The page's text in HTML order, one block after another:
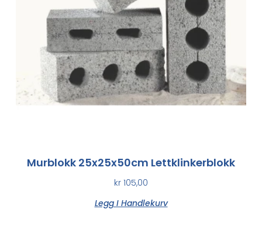
Murblokk 25x25x50cm Lettklinkerblokk
kr 105,00
Legg I Handlekurv